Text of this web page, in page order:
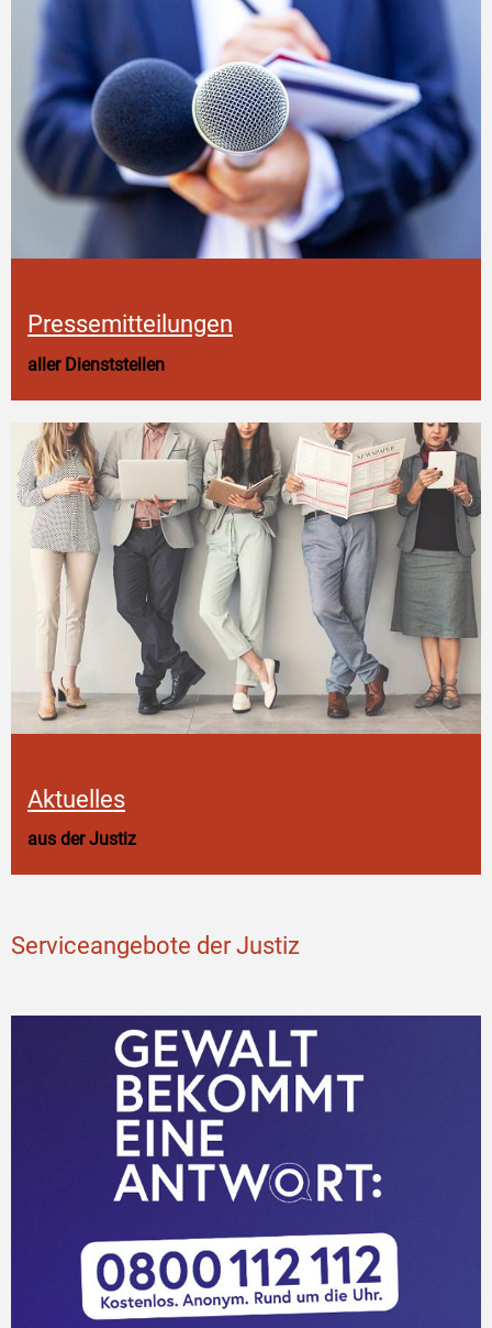
Pressemitteilungen
aller Dienststellen
Aktuelles
aus der Justiz
Serviceangebote der Justiz